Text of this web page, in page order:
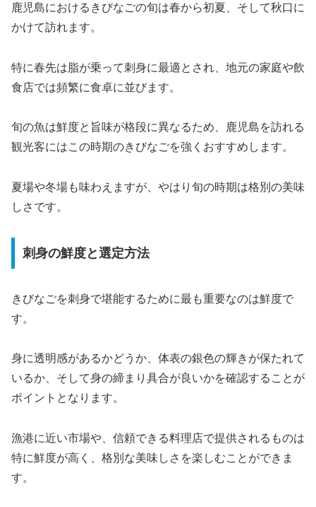
鹿児島におけるきびなごの旬は春から初夏、そして秋口に
かけて訪れます。
特に春先は脂が乗って刺身に最適とされ、地元の家庭や飲
食店では頻繁に食卓に並びます。
旬の魚は鮮度と旨味が格段に異なるため、鹿児島を訪れる
観光客にはこの時期のきびなごを強くおすすめします。
夏場や冬場も味わえますが、やはり旬の時期は格別の美味
しさです。
刺身の鮮度と選定方法
きびなごを刺身で堪能するために最も重要なのは鮮度で
す。
身に透明感があるかどうか、体表の銀色の輝きが保たれて
いるか、そして身の締まり具合が良いかを確認することが
ポイントとなります。
漁港に近い市場や、信頼できる料理店で提供されるものは
特に鮮度が高く、格別な美味しさを楽しむことができま
す。